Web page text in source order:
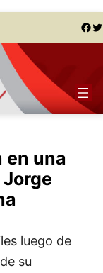
Facebook Twitter
en una
luego de
su